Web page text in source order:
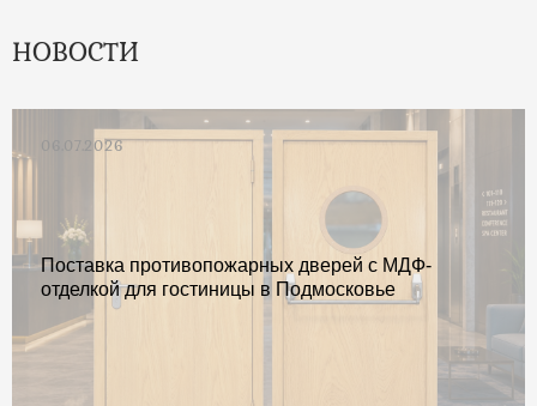
НОВОСТИ
06.07.2026
Поставка противопожарных дверей с МДФ-
отделкой для гостиницы в Подмосковье